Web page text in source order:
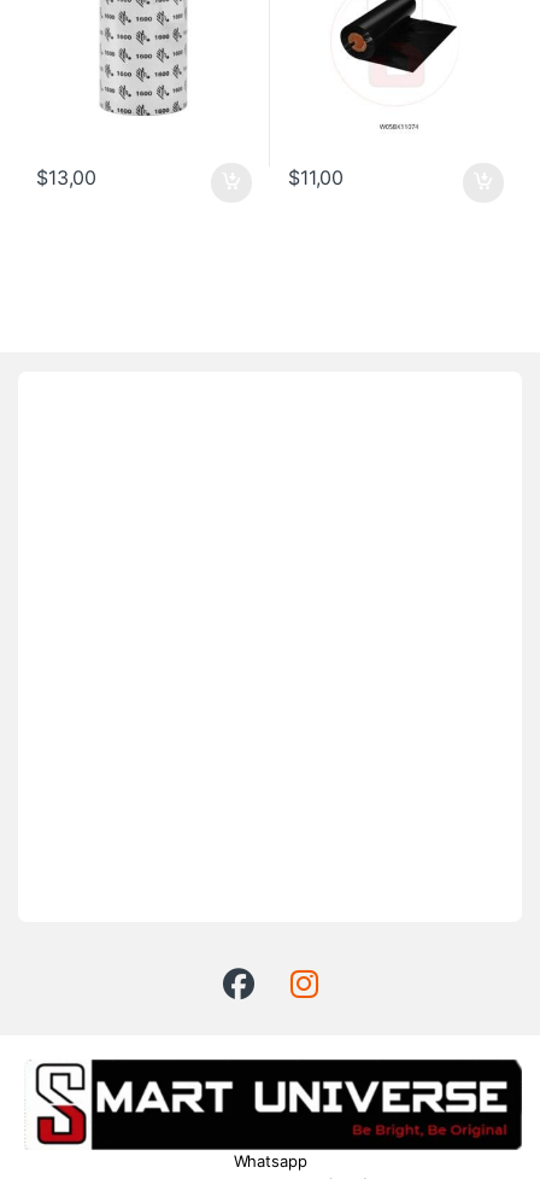
$13,00 $11,00
Whatsapp